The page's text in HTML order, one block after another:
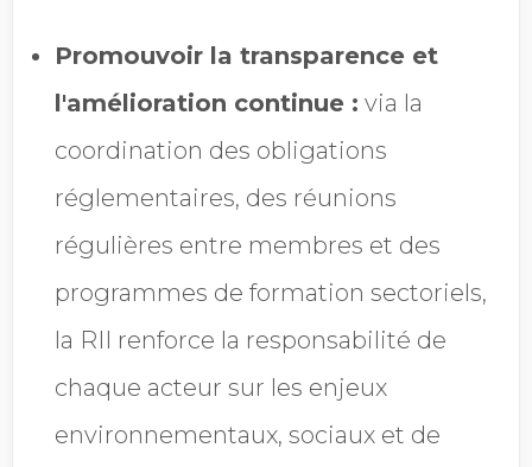
Promouvoir la transparence et
l'amélioration continue : via la
coordination des obligations
réglementaires, des réunions
régulières entre membres et des
programmes de formation sectoriels,
la RII renforce la responsabilité de
chaque acteur sur les enjeux
environnementaux, sociaux et de